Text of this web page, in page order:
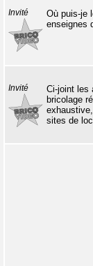
Invité
Où puis-je
enseignes
Invité
Ci-joint les
bricolage
sites de